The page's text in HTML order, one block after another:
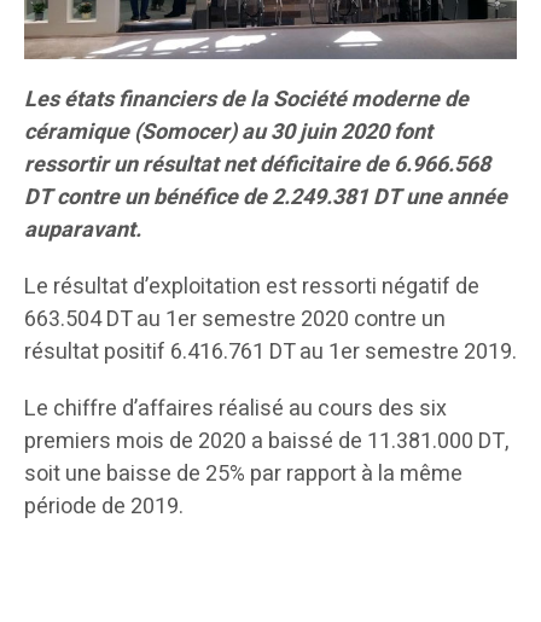
Les états financiers de la Société moderne de
céramique (Somocer) au 30 juin 2020 font
ressortir un résultat net déficitaire de 6.966.568
DT contre un bénéfice de 2.249.381 DT une année
auparavant.
Le résultat d’exploitation est ressorti négatif de
663.504 DT au 1er semestre 2020 contre un
résultat positif 6.416.761 DT au 1er semestre 2019.
Le chiffre d’affaires réalisé au cours des six
premiers mois de 2020 a baissé de 11.381.000 DT,
soit une baisse de 25% par rapport à la même
période de 2019.